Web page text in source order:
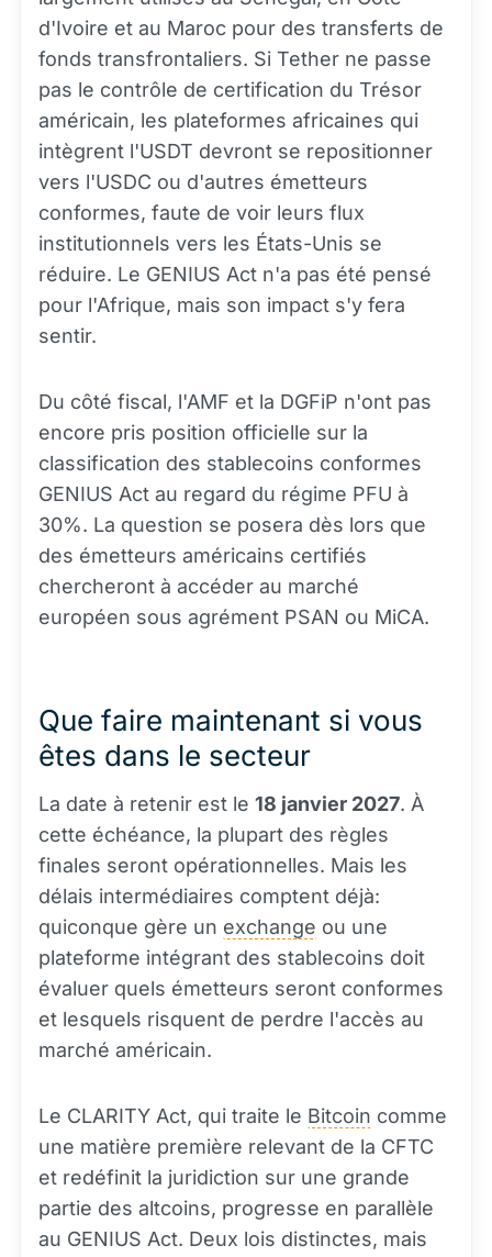
d'Ivoire et au Maroc pour des transferts de
fonds transfrontaliers. Si Tether ne passe
pas le contrôle de certification du Trésor
américain, les plateformes africaines qui
intègrent l'USDT devront se repositionner
vers l'USDC ou d'autres émetteurs
conformes, faute de voir leurs flux
institutionnels vers les États-Unis se
réduire. Le GENIUS Act n'a pas été pensé
pour l'Afrique, mais son impact s'y fera
sentir.
Du côté fiscal, l'AMF et la DGFiP n'ont pas
encore pris position officielle sur la
classification des stablecoins conformes
GENIUS Act au regard du régime PFU à
30%. La question se posera dès lors que
des émetteurs américains certifiés
chercheront à accéder au marché
européen sous agrément PSAN ou MiCA.
Que faire maintenant si vous
êtes dans le secteur
La date à retenir est le 18 janvier 2027. À
cette échéance, la plupart des règles
finales seront opérationnelles. Mais les
délais intermédiaires comptent déjà:
quiconque gère un exchange ou une
plateforme intégrant des stablecoins doit
évaluer quels émetteurs seront conformes
et lesquels risquent de perdre l'accès au
marché américain.
Le CLARITY Act, qui traite le Bitcoin comme
une matière première relevant de la CFTC
et redéfinit la juridiction sur une grande
partie des altcoins, progresse en parallèle
au GENIUS Act. Deux lois distinctes, mais